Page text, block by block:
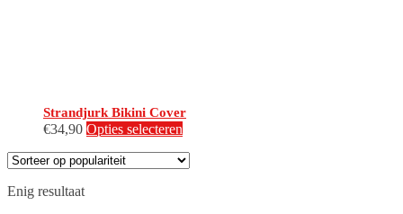
Strandjurk Bikini Cover
€34,90 Opties selecteren
heeft
Enig resultaat